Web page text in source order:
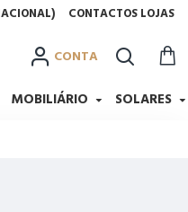
CONTACTOS LOJAS
MOBILIÁRIO SOLARES
CONTA